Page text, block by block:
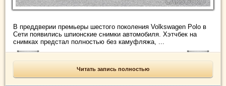
В преддверии премьеры шестого поколения Volkswagen Polo в
Сети появились шпионские снимки автомобиля. Хэтчбек на
снимках предстал полностью без камуфляжа, ...
Читать запись полностью